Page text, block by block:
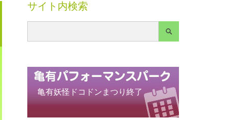
サイト内検索
亀有妖怪ドコドンまつり終了